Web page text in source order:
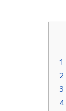
1
2
3
4